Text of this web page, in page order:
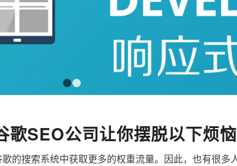
歌SEO公司让你摆脱以下烦恼
的搜索系统中获取更多的权重流量。因此，也有很